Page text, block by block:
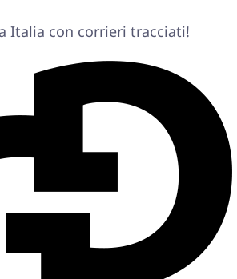
Italia con corrieri tracciati!